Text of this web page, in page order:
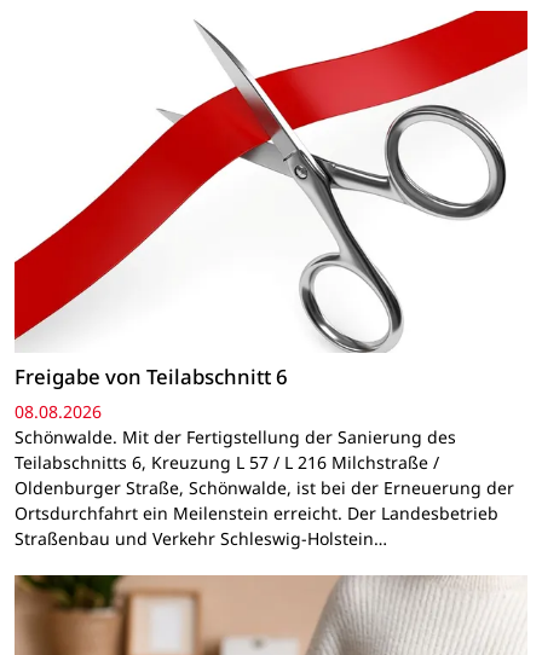
Freigabe von Teilabschnitt 6
08.08.2026
Schönwalde. Mit der Fertigstellung der Sanierung des
Teilabschnitts 6, Kreuzung L 57 / L 216 Milchstraße /
Oldenburger Straße, Schönwalde, ist bei der Erneuerung der
Ortsdurchfahrt ein Meilenstein erreicht. Der Landesbetrieb
Straßenbau und Verkehr Schleswig-Holstein…